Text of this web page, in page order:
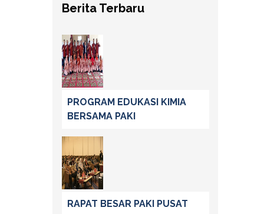
Berita Terbaru
PROGRAM EDUKASI KIMIA
BERSAMA PAKI
RAPAT BESAR PAKI PUSAT